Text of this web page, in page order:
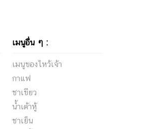
เมนูอื่น ๆ :
เมนูของไหว้เจ้า
กาแฟ
ชาเขียว
น้ำเต้าหู้
ชาเย็น